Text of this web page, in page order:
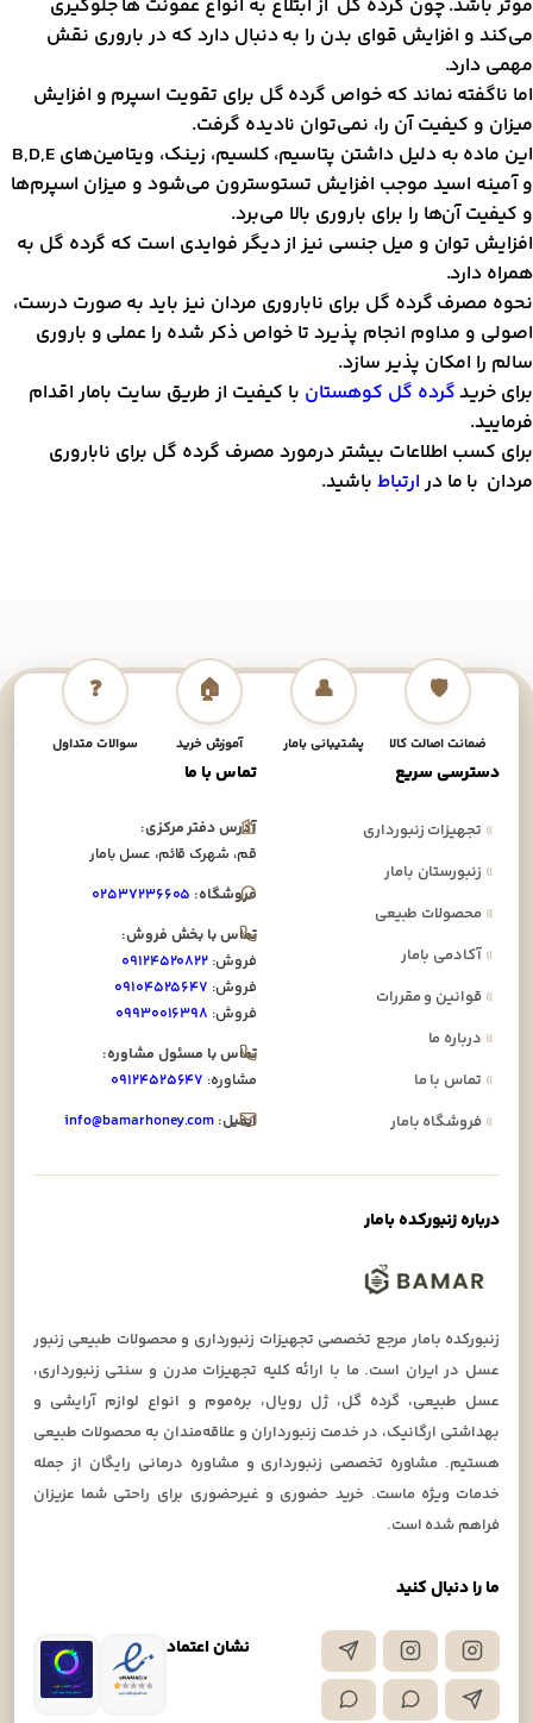
باشد. چون گرده گل از ابتلاع به انواع عفونت ها جلوگیری
و افزایش قوای بدن را به دنبال دارد که در باروری نقش
دارد.
ناگفته نماند که خواص گرده گل برای تقویت اسپرم و افزایش
و کیفیت آن را، نمی‌توان نادیده گرفت.
این ماده به دلیل داشتن پتاسیم، کلسیم، زینک، ویتامین‌های B,D,E
آمینه اسید موجب افزایش تستوسترون می‌شود و میزان اسپرم‌ها
کیفیت آن‌ها را برای باروری بالا می‌برد.
توان و میل جنسی نیز از دیگر فوایدی است که گرده گل به
دارد.
مصرف گرده گل برای ناباروری مردان نیز باید به صورت درست،
و مداوم انجام پذیرد تا خواص ذکر شده را عملی و باروری
را امکان پذیر سازد.
خریدگرده گل کوهستانبا کیفیت از طریق سایت بامار اقدام
کسب اطلاعات بیشتر درمورد مصرف گرده گل برای ناباروری
با ما در ارتباطباشید.
🛡️
ضمانت اصالت کالا
👤
پشتیبانی بامار
🏠
آموزش خرید
❓
سوالات متداول
ما را دنبال کنید
نشان اعتماد
دسترسی سریع
»تجهیزات زنبورداری
»زنبورستان بامار
»محصولات طبیعی
»آکادمی بامار
»قوانین و مقررات
»درباره ما
»تماس با ما
»فروشگاه بامار
تماس با ما
آدرس دفتر مرکزی:
قم، شهرک قائم، عسل بامار
فروشگاه: ۰۲۵۳۷۲۳۶۶۰۵
تماس با بخش فروش:
فروش: ۰۹۱۲۴۵۲۰۸۲۲
فروش: ۰۹۱۰۴۵۲۵۶۴۷
فروش: ۰۹۹۳۰۰۱۶۳۹۸
تماس با مسئول مشاوره:
مشاوره: ۰۹۱۲۴۵۲۵۶۴۷
ایمیل: info@bamarhoney.com
درباره زنبورکده بامار
زنبورکده بامار مرجع تخصصی تجهیزات زنبورداری و محصولات طبیعی زنبور
عسل در ایران است. ما با ارائه کلیه تجهیزات مدرن و سنتی زنبورداری،
عسل طبیعی، گرده گل، ژل رویال، بره‌موم و انواع لوازم آرایشی و
بهداشتی ارگانیک، در خدمت زنبورداران و علاقه‌مندان به محصولات طبیعی
هستیم. مشاوره تخصصی زنبورداری و مشاوره درمانی رایگان از جمله
خدمات ویژه ماست. خرید حضوری و غیرحضوری برای راحتی شما عزیزان
فراهم شده است.